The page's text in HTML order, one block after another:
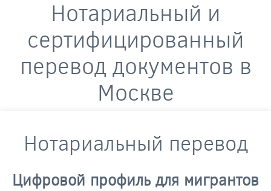
Нотариальный и
сертифицированный
перевод документов в
Москве
Нотариальный перевод
Цифровой профиль для мигрантов